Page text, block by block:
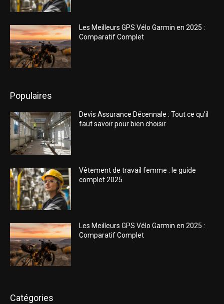
Les Meilleurs GPS Vélo Garmin en 2025 :
Comparatif Complet
Populaires
Devis Assurance Décennale : Tout ce qu’il
faut savoir pour bien choisir
Vêtement de travail femme : le guide
complet 2025
Les Meilleurs GPS Vélo Garmin en 2025 :
Comparatif Complet
Catégories